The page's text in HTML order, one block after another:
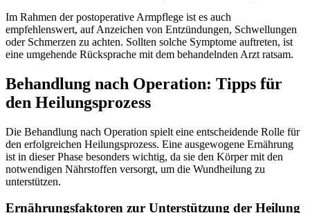
Im Rahmen der postoperative Armpflege ist es auch
empfehlenswert, auf Anzeichen von Entzündungen, Schwellungen
oder Schmerzen zu achten. Sollten solche Symptome auftreten, ist
eine umgehende Rücksprache mit dem behandelnden Arzt ratsam.
Behandlung nach Operation: Tipps für
den Heilungsprozess
Die Behandlung nach Operation spielt eine entscheidende Rolle für
den erfolgreichen Heilungsprozess. Eine ausgewogene Ernährung
ist in dieser Phase besonders wichtig, da sie den Körper mit den
notwendigen Nährstoffen versorgt, um die Wundheilung zu
unterstützen.
Ernährungsfaktoren zur Unterstützung der Heilung